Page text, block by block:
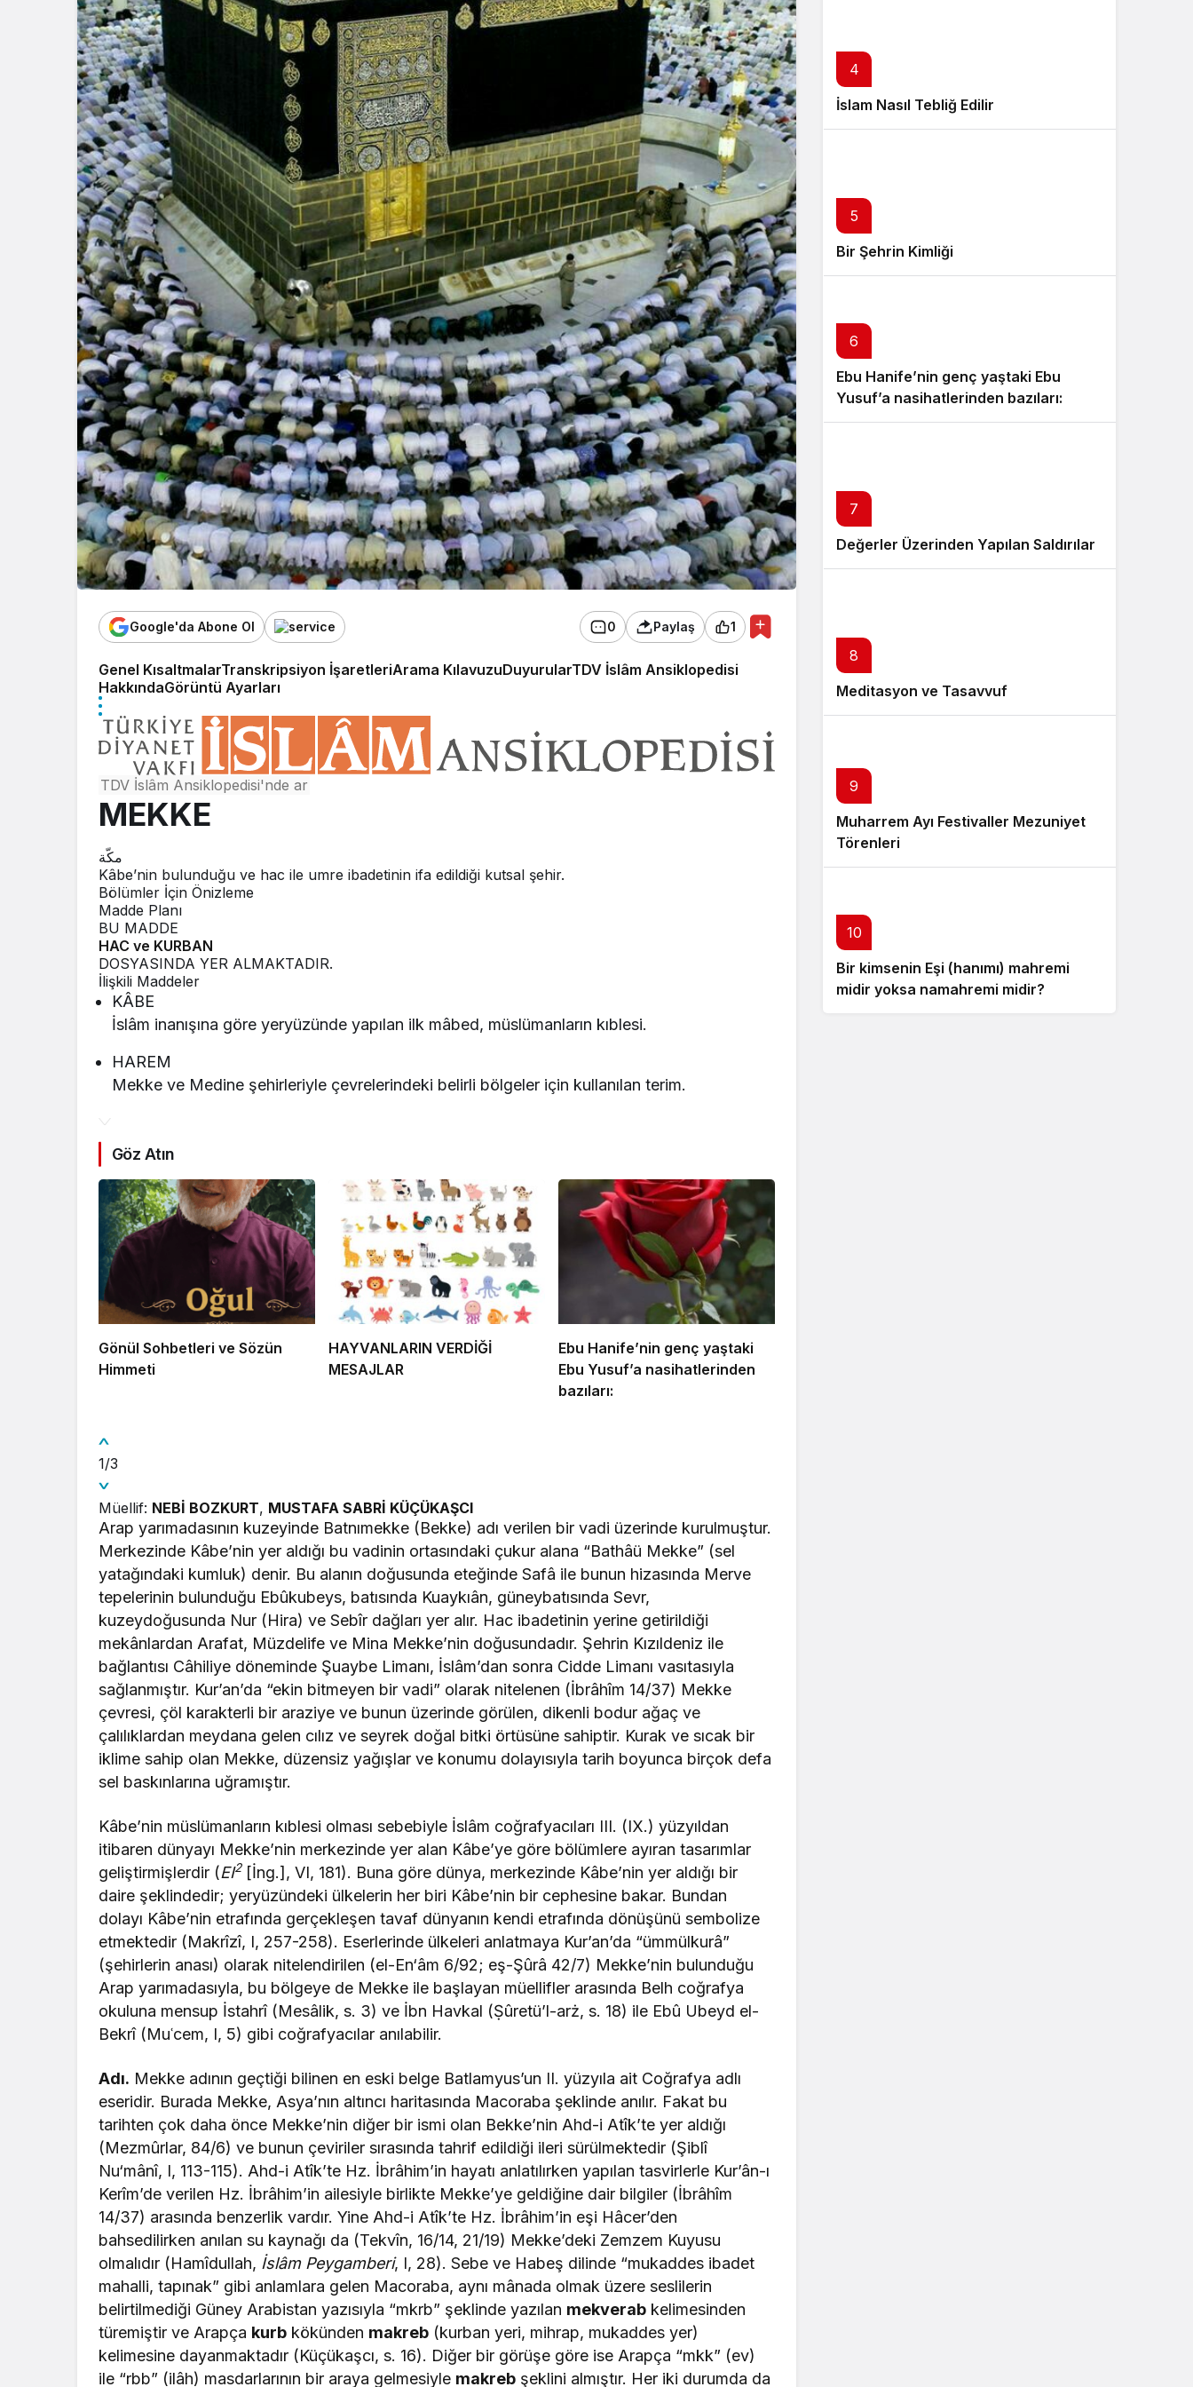
Google'da Abone Ol 0 Paylaş 1
Genel KısaltmalarTranskripsiyon İşaretleriArama KılavuzuDuyurularTDV İslâm Ansiklopedisi
HakkındaGörüntü Ayarları
MEKKE
مكّة
Kâbe’nin bulunduğu ve hac ile umre ibadetinin ifa edildiği kutsal şehir.
Bölümler İçin Önizleme
Madde Planı
BU MADDE
HAC ve KURBAN
DOSYASINDA YER ALMAKTADIR.
İlişkili Maddeler
KÂBE
İslâm inanışına göre yeryüzünde yapılan ilk mâbed, müslümanların kıblesi.
HAREM
Mekke ve Medine şehirleriyle çevrelerindeki belirli bölgeler için kullanılan terim.
Göz Atın
Gönül Sohbetleri ve Sözün
Himmeti
HAYVANLARIN VERDİĞİ
MESAJLAR
Ebu Hanife’nin genç yaştaki
Ebu Yusuf’a nasihatlerinden
bazıları:
1/3
Müellif: NEBİ BOZKURT, MUSTAFA SABRİ KÜÇÜKAŞCI
Arap yarımadasının kuzeyinde Batnımekke (Bekke) adı verilen bir vadi üzerinde kurulmuştur.
Merkezinde Kâbe’nin yer aldığı bu vadinin ortasındaki çukur alana “Bathâü Mekke” (sel
yatağındaki kumluk) denir. Bu alanın doğusunda eteğinde Safâ ile bunun hizasında Merve
tepelerinin bulunduğu Ebûkubeys, batısında Kuaykıân, güneybatısında Sevr,
kuzeydoğusunda Nur (Hira) ve Sebîr dağları yer alır. Hac ibadetinin yerine getirildiği
mekânlardan Arafat, Müzdelife ve Mina Mekke’nin doğusundadır. Şehrin Kızıldeniz ile
bağlantısı Câhiliye döneminde Şuaybe Limanı, İslâm’dan sonra Cidde Limanı vasıtasıyla
sağlanmıştır. Kur’an’da “ekin bitmeyen bir vadi” olarak nitelenen (İbrâhîm 14/37) Mekke
çevresi, çöl karakterli bir araziye ve bunun üzerinde görülen, dikenli bodur ağaç ve
çalılıklardan meydana gelen cılız ve seyrek doğal bitki örtüsüne sahiptir. Kurak ve sıcak bir
iklime sahip olan Mekke, düzensiz yağışlar ve konumu dolayısıyla tarih boyunca birçok defa
sel baskınlarına uğramıştır.
Kâbe’nin müslümanların kıblesi olması sebebiyle İslâm coğrafyacıları III. (IX.) yüzyıldan
itibaren dünyayı Mekke’nin merkezinde yer alan Kâbe’ye göre bölümlere ayıran tasarımlar
geliştirmişlerdir (EI2 [İng.] , VI, 181). Buna göre dünya, merkezinde Kâbe’nin yer aldığı bir
daire şeklindedir; yeryüzündeki ülkelerin her biri Kâbe’nin bir cephesine bakar. Bundan
dolayı Kâbe’nin etrafında gerçekleşen tavaf dünyanın kendi etrafında dönüşünü sembolize
etmektedir (Makrîzî, I, 257-258). Eserlerinde ülkeleri anlatmaya Kur’an’da “ümmülkurâ”
(şehirlerin anası) olarak nitelendirilen (el-En‘âm 6/92; eş-Şûrâ 42/7) Mekke’nin bulunduğu
Arap yarımadasıyla, bu bölgeye de Mekke ile başlayan müellifler arasında Belh coğrafya
okuluna mensup İstahrî (Mesâlik, s. 3) ve İbn Havkal (Ṣûretü’l-arż, s. 18) ile Ebû Ubeyd el-
Bekrî (Muʿcem, I, 5) gibi coğrafyacılar anılabilir.
Adı. Mekke adının geçtiği bilinen en eski belge Batlamyus’un II. yüzyıla ait Coğrafya adlı
eseridir. Burada Mekke, Asya’nın altıncı haritasında Macoraba şeklinde anılır. Fakat bu
tarihten çok daha önce Mekke’nin diğer bir ismi olan Bekke’nin Ahd-i Atîk’te yer aldığı
(Mezmûrlar, 84/6) ve bunun çeviriler sırasında tahrif edildiği ileri sürülmektedir (Şiblî
Nu‘mânî, I, 113-115). Ahd-i Atîk’te Hz. İbrâhim’in hayatı anlatılırken yapılan tasvirlerle Kur’ân-ı
Kerîm’de verilen Hz. İbrâhim’in ailesiyle birlikte Mekke’ye geldiğine dair bilgiler (İbrâhîm
14/37) arasında benzerlik vardır. Yine Ahd-i Atîk’te Hz. İbrâhim’in eşi Hâcer’den
bahsedilirken anılan su kaynağı da (Tekvîn, 16/14, 21/19) Mekke’deki Zemzem Kuyusu
olmalıdır (Hamîdullah, İslâm Peygamberi, I, 28). Sebe ve Habeş dilinde “mukaddes ibadet
mahalli, tapınak” gibi anlamlara gelen Macoraba, aynı mânada olmak üzere seslilerin
belirtilmediği Güney Arabistan yazısıyla “mkrb” şeklinde yazılan mekverab kelimesinden
türemiştir ve Arapça kurb kökünden makreb (kurban yeri, mihrap, mukaddes yer)
kelimesine dayanmaktadır (Küçükaşcı, s. 16). Diğer bir görüşe göre ise Arapça “mkk” (ev)
ile “rbb” (ilâh) masdarlarının bir araya gelmesiyle makreb şeklini almıştır. Her iki durumda da
4
İslam Nasıl Tebliğ Edilir
5
Bir Şehrin Kimliği
6
Ebu Hanife’nin genç yaştaki Ebu
Yusuf’a nasihatlerinden bazıları:
7
Değerler Üzerinden Yapılan Saldırılar
8
Meditasyon ve Tasavvuf
9
Muharrem Ayı Festivaller Mezuniyet
Törenleri
10
Bir kimsenin Eşi (hanımı) mahremi
midir yoksa namahremi midir?